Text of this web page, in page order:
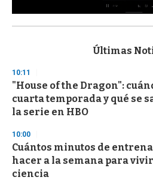
s
d
s
o
f
3
s
e
c
o
n
Últimas
10:11
"House of the Dragon":
cuarta temporada y qué se
la serie en HBO
10:00
Cuántos minutos de
hacer a la semana para
ciencia